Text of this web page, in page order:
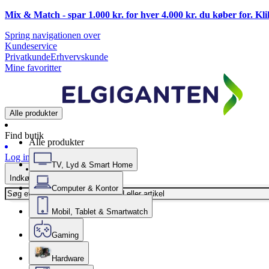
Mix & Match - spar 1.000 kr. for hver 4.000 kr. du køber for.
Spring navigationen over
Kundeservice
PrivatkundeErhvervskunde
Mine favoritter
Alle produkter
Find butik
Log ind
Indkøbskurv
Alle produkter
TV, Lyd & Smart Home
Computer & Kontor
Mobil, Tablet & Smartwatch
Gaming
Hardware